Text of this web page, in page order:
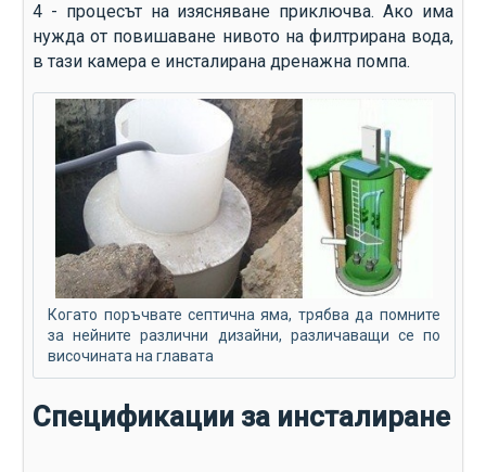
4 - процесът на изясняване приключва. Ако има
нужда от повишаване нивото на филтрирана вода,
в тази камера е инсталирана дренажна помпа.
Когато поръчвате септична яма, трябва да помните
за нейните различни дизайни, различаващи се по
височината на главата
Спецификации за инсталиране